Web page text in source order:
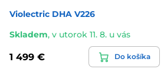
Violectric DHA V226
Skladem, v utorok 11. 8. u vás
1 499 € Do košíka